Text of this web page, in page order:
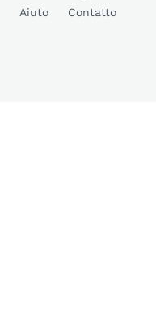
Aiuto
Contatto